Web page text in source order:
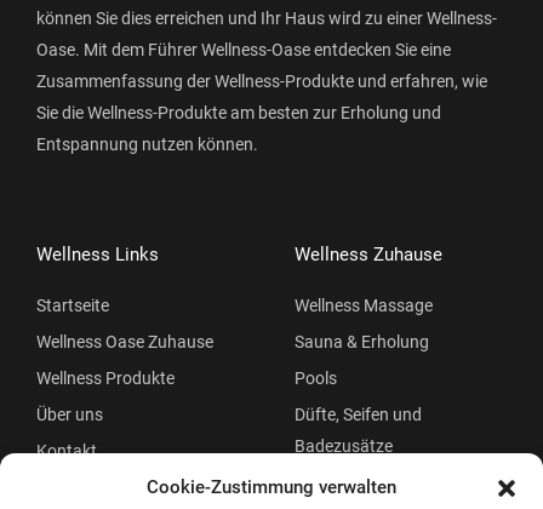
Cookie-Zustimmung verwalten
können Sie dies erreichen und Ihr Haus wird zu einer Wellness-
Oase. Mit dem Führer Wellness-Oase entdecken Sie eine
Zusammenfassung der Wellness-Produkte und erfahren, wie
Sie die Wellness-Produkte am besten zur Erholung und
Entspannung nutzen können.
Wellness Links
Startseite
Wellness Oase Zuhause
Wellness Produkte
Über uns
Kontakt
Wellness Zuhause
Wellness Massage
Sauna & Erholung
Pools
Düfte, Seifen und
Badezusätze
Beauty